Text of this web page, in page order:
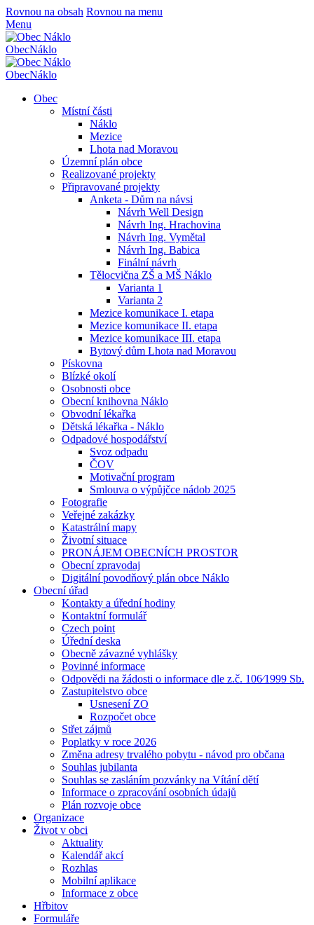
Rovnou na obsah Rovnou na menu
Menu
ObecNáklo
ObecNáklo
Obec
Místní části
Náklo
Mezice
Lhota nad Moravou
Územní plán obce
Realizované projekty
Připravované projekty
Anketa - Dům na návsi
Návrh Well Design
Návrh Ing. Hrachovina
Návrh Ing. Vymětal
Návrh Ing. Babica
Finální návrh
Tělocvična ZŠ a MŠ Náklo
Varianta 1
Varianta 2
Mezice komunikace I. etapa
Mezice komunikace II. etapa
Mezice komunikace III. etapa
Bytový dům Lhota nad Moravou
Pískovna
Blízké okolí
Osobnosti obce
Obecní knihovna Náklo
Obvodní lékařka
Dětská lékařka - Náklo
Odpadové hospodářství
Svoz odpadu
ČOV
Motivační program
Smlouva o výpůjčce nádob 2025
Fotografie
Veřejné zakázky
Katastrální mapy
Životní situace
PRONÁJEM OBECNÍCH PROSTOR
Obecní zpravodaj
Digitální povodňový plán obce Náklo
Obecní úřad
Kontakty a úřední hodiny
Kontaktní formulář
Czech point
Úřední deska
Obecně závazné vyhlášky
Povinné informace
Odpovědi na žádosti o informace dle z.č. 106⁄1999 Sb.
Zastupitelstvo obce
Usnesení ZO
Rozpočet obce
Střet zájmů
Poplatky v roce 2026
Změna adresy trvalého pobytu - návod pro občana
Souhlas jubilanta
Souhlas se zasláním pozvánky na Vítání dětí
Informace o zpracování osobních údajů
Plán rozvoje obce
Organizace
Život v obci
Aktuality
Kalendář akcí
Rozhlas
Mobilní aplikace
Informace z obce
Hřbitov
Formuláře